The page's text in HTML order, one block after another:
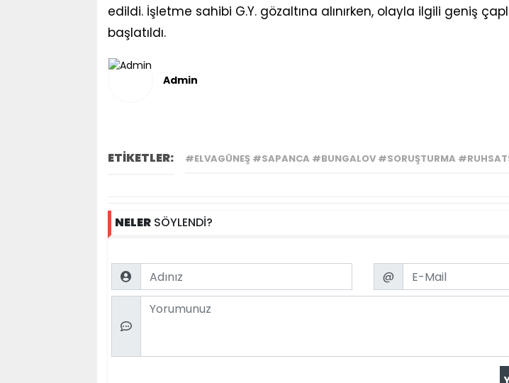
edildi. İşletme sahibi G.Y. gözaltına alınırken, olayla ilgili geniş
başlatıldı.
Admin
ETİKETLER: #ELVAGÜNEŞ #SAPANCA #BUNGALOV #SORUŞTURMA
NELERSÖYLENDİ?
Name Email
@
Comment